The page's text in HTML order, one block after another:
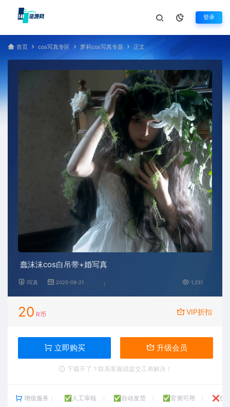
登录
首页 cos写真专区 萝莉cos写真专题 正文
蠢沫沫cos白吊带+婚写真
i写真 2025-09-21 1,251
20 R币 VIP折扣
立即购买 升级会员
下载不了？联系客服或提交工单解决！
增值服务： ✅人工审核 ✅自动发货 ✅官测可用 ❌技